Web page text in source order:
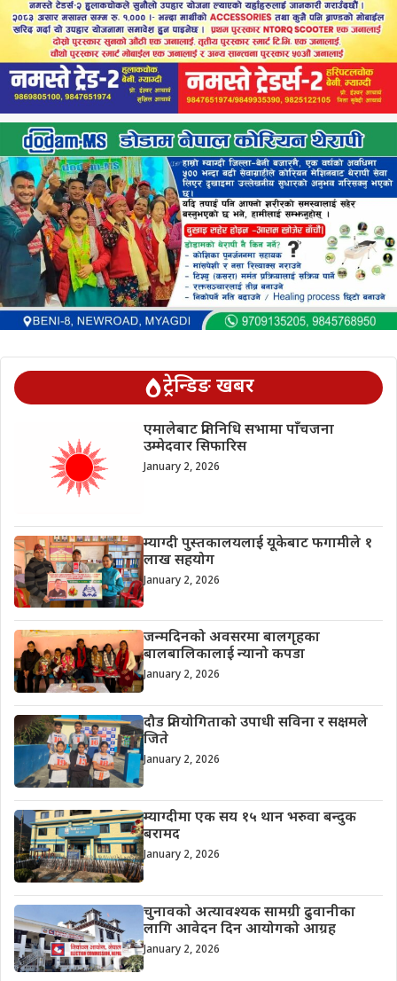
ट्रेन्डिङ खबर
एमालेबाट प्रतिनिधि सभामा पाँचजना
उम्मेदवार सिफारिस
January 2, 2026
म्याग्दी पुस्तकालयलाई यूकेबाट फगामीले १
लाख सहयोग
January 2, 2026
जन्मदिनको अवसरमा बालगृहका
बालबालिकालाई न्यानो कपडा
January 2, 2026
दौड प्रतियोगिताको उपाधी सविना र सक्षमले
जिते
January 2, 2026
म्याग्दीमा एक सय १५ थान भरुवा बन्दुक
बरामद
January 2, 2026
चुनावको अत्यावश्यक सामग्री ढुवानीका
लागि आवेदन दिन आयोगको आग्रह
January 2, 2026